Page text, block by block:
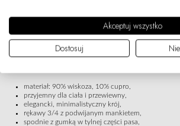
Uszyty z naturalnej tkaniny (90% wiskoza, 10% cupro),
oddychalność i subtelny, szlachetny połysk. Doskonale
sylwetce, zapewniając komfort i elegancki efekt
To ponadczasowy zestaw idealny do stylizacji
materiał: 90% wiskoza, 10% cupro,
przyjemny dla ciała i przewiewny,
elegancki, minimalistyczny krój,
rękawy 3/4 z podwijanym mankietem,
spodnie z gumką w tylnej części pasa,
Akceptuj wszystko
Dostosuj